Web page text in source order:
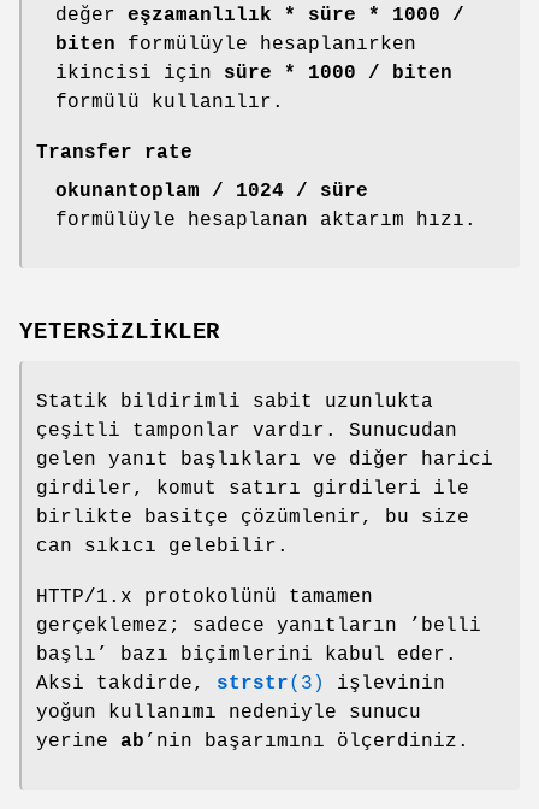
değer eşzamanlılık * süre * 1000 /
biten formülüyle hesaplanırken
ikincisi için süre * 1000 / biten
formülü kullanılır.
Transfer rate
okunantoplam / 1024 / süre
formülüyle hesaplanan aktarım hızı.
YETERSİZLİKLER
Statik bildirimli sabit uzunlukta
çeşitli tamponlar vardır. Sunucudan
gelen yanıt başlıkları ve diğer harici
girdiler, komut satırı girdileri ile
birlikte basitçe çözümlenir, bu size
can sıkıcı gelebilir.
HTTP/1.x protokolünü tamamen
gerçeklemez; sadece yanıtların ’belli
başlı’ bazı biçimlerini kabul eder.
Aksi takdirde, strstr(3)
işlevinin
yoğun kullanımı nedeniyle sunucu
yerine ab ’nin başarımını ölçerdiniz.